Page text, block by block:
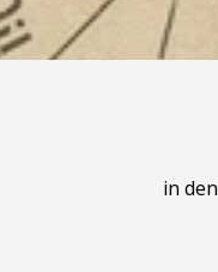
in